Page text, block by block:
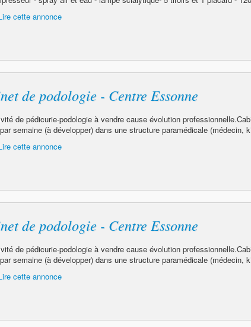
cette annonce
de podologie - Centre Essonne
de pédicurie-podologie à vendre cause évolution
semaine (à développer) dans une structure paramédicale (médecin,
cette annonce
de podologie - Centre Essonne
de pédicurie-podologie à vendre cause évolution
semaine (à développer) dans une structure paramédicale (médecin,
cette annonce